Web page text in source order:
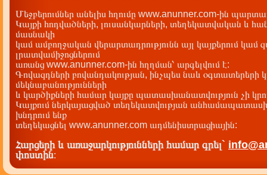
Մեջբերումներ անելիս հղումը www.anunner.com-ին
Կայքի հոդվածների, լուսանկարների, տեղեկատվական և
մասնակի
կամ ամբողջական վերարտադրությունն այլ կայքերում կամ
լրատվամիջոցներում
առանց www.anunner.com-ին հղղման՝ արգելվում է:
Գովազդների բովանդակության, ինչպես նաև օգտատերերի
մեկնաբանությունների
և կարծիքների համար կայքը պատասխանատվություն չի
Կայքում ներկայացված տեղեկատվության
խնդրում ենք
տեղեկացնել www.anunner.com ադմենիստրացիային:
Հարցերի և առաջարկությունների համար գրել`
փոստին: